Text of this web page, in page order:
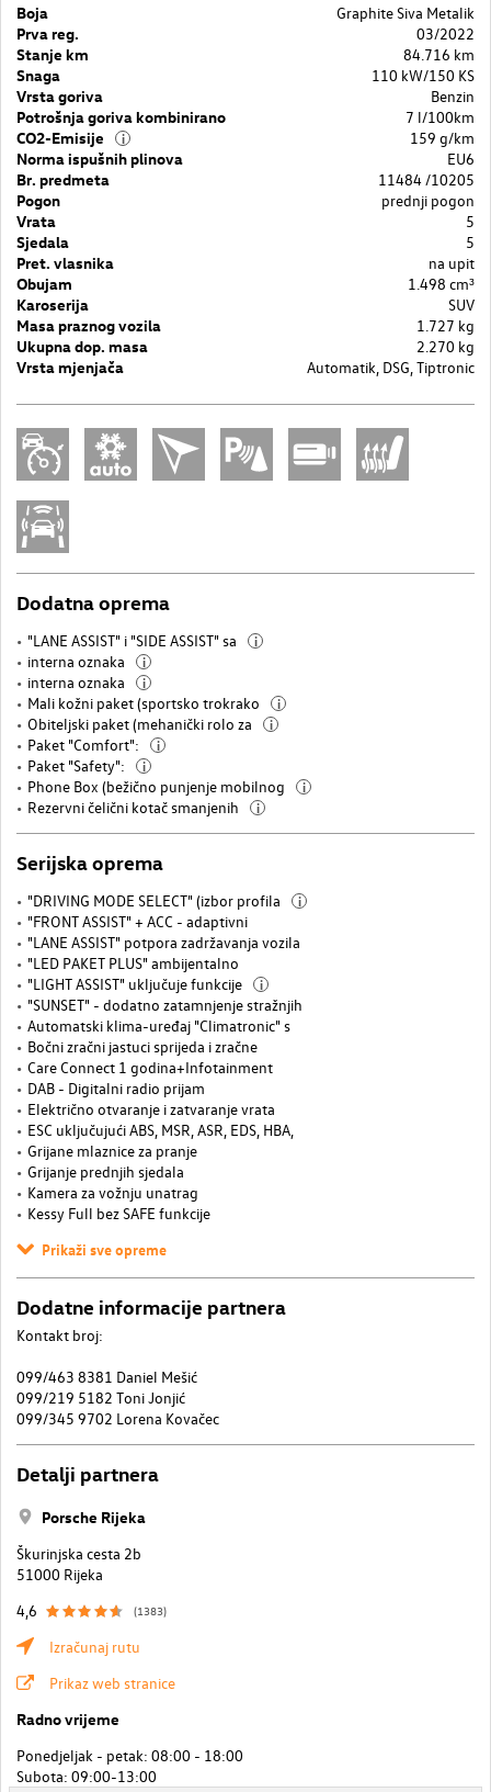
Boja
Graphite Siva Metalik
Prva reg.
03/2022
Stanje km
84.716 km
Snaga
110 kW/150 KS
Vrsta goriva
Benzin
Potrošnja goriva kombinirano
7 l/100km
CO2-Emisije
i
159 g/km
Norma ispušnih plinova
EU6
Br. predmeta
11484 /10205
Pogon
prednji pogon
Vrata
5
Sjedala
5
Pret. vlasnika
na upit
Obujam
1.498 cm³
Karoserija
SUV
Masa praznog vozila
1.727 kg
Ukupna dop. masa
2.270 kg
Vrsta mjenjača
Automatik, DSG, Tiptronic
Dodatna oprema
"LANE ASSIST" i "SIDE ASSIST" sa i
interna oznaka i
interna oznaka i
Mali kožni paket (sportsko trokrako i
Obiteljski paket (mehanički rolo za i
Paket "Comfort": i
Paket "Safety": i
Phone Box (bežično punjenje mobilnog i
Rezervni čelični kotač smanjenih i
Serijska oprema
"DRIVING MODE SELECT" (izbor profila i
"FRONT ASSIST" + ACC - adaptivni
"LANE ASSIST" potpora zadržavanja vozila
"LED PAKET PLUS" ambijentalno
"LIGHT ASSIST" uključuje funkcije
i
"SUNSET" - dodatno zatamnjenje stražnjih
Automatski klima-uređaj "Climatronic" s
Bočni zračni jastuci sprijeda i zračne
Care Connect 1 godina+Infotainment
DAB - Digitalni radio prijam
Električno otvaranje i zatvaranje vrata
ESC uključujući ABS, MSR, ASR, EDS, HBA,
Grijane mlaznice za pranje
Grijanje prednjih sjedala
Kamera za vožnju unatrag
Kessy Full bez SAFE funkcije
Prikaži sve opreme
Dodatne informacije partnera
Kontakt broj:
099/463 8381 Daniel Mešić
099/219 5182 Toni Jonjić
099/345 9702 Lorena Kovačec
Detalji partnera
Porsche Rijeka
Škurinjska cesta 2b
51000 Rijeka
4,6
(1383)
Izračunaj rutu
Prikaz web stranice
Radno vrijeme
Ponedjeljak - petak: 08:00 - 18:00
Subota: 09:00-13:00